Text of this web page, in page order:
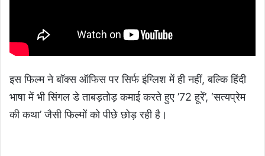
इस फिल्म ने बॉक्स ऑफिस पर सिर्फ इंग्लिश में ही नहीं, बल्कि हिंदी
भाषा में भी सिंगल डे ताबड़तोड़ कमाई करते हुए ’72 हूरें’, ‘सत्यप्रेम
की कथा’ जैसी फिल्मों को पीछे छोड़ रही है।